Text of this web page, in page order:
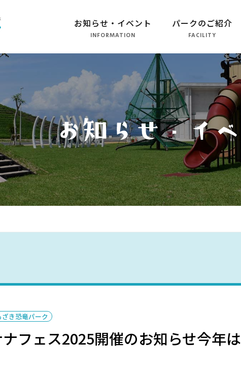
お知らせ・イベント
INFORMATION
パークのご紹介
FACILITY
パークのご紹介
長崎市恐竜博物館
こども広場
水仙の丘
野母崎文化センター
き恐竜パーク
ナフェス2025開催のお知らせ今年は